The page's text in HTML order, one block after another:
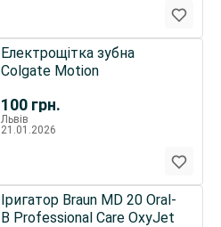
100 грн.
Електрощітка зубна
Colgate Motion
Львів
21.01.2026
Іригатор Braun MD 20 Oral-
B Professional Care OxyJet